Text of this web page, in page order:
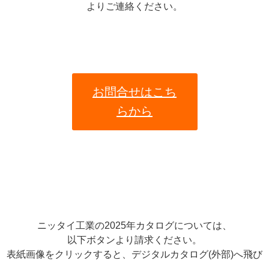
よりご連絡ください。
お問合せはこち
らから
ニッタイ工業の2025年カタログについては、
以下ボタンより請求ください。
表紙画像をクリックすると、デジタルカタログ(外部)へ飛び